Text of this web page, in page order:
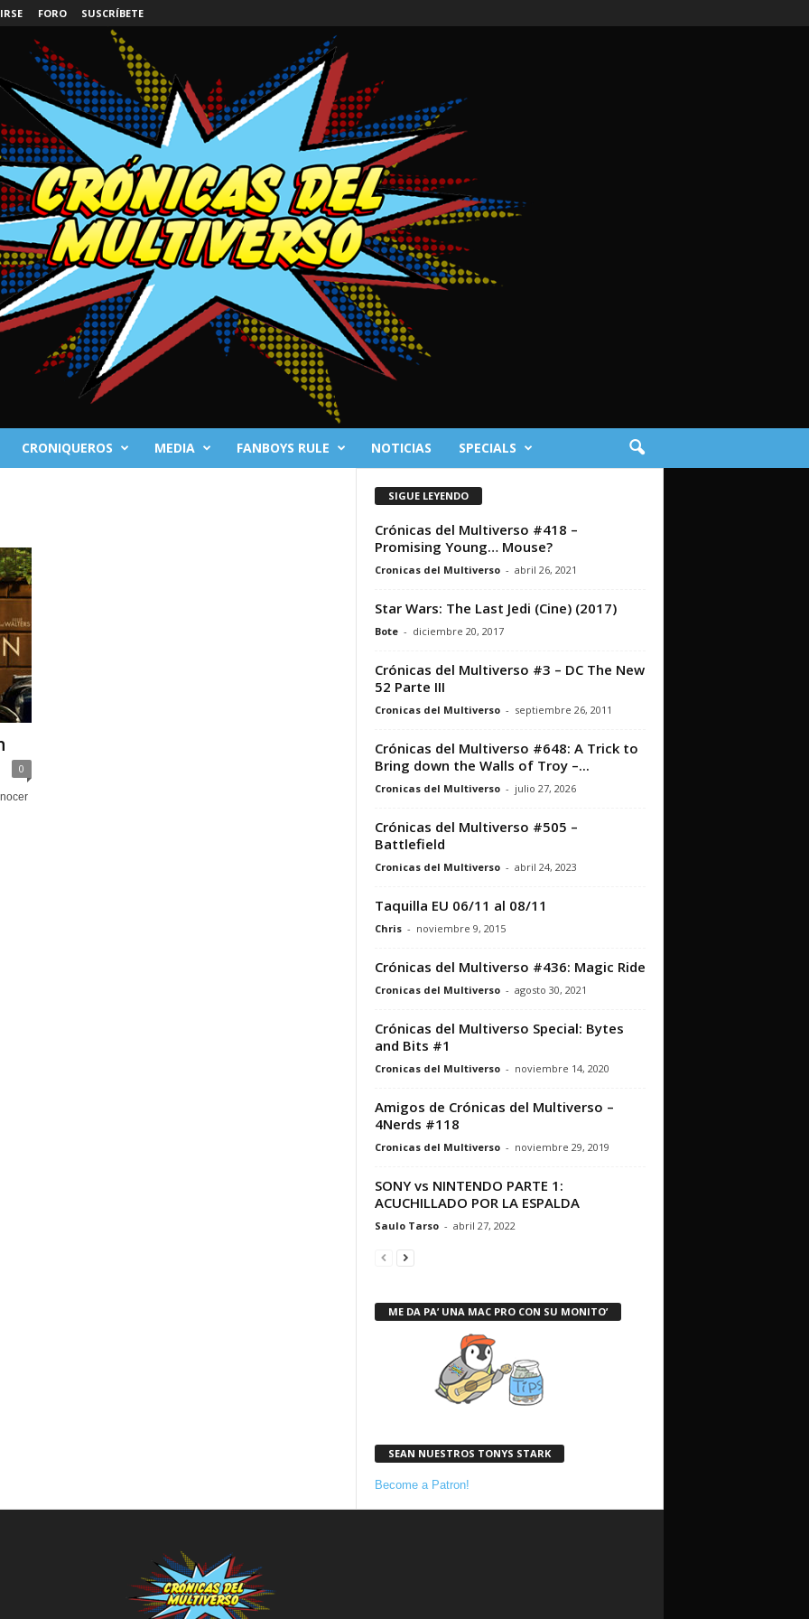
FORO SUSCRÍBETE
CRONIQUEROS MEDIA FANBOYS RULE NOTICIAS SPECIALS
0
SIGUE LEYENDO
Crónicas del Multiverso #418 –
Promising Young… Mouse?
Cronicas del Multiverso - abril 26, 2021
Star Wars: The Last Jedi (Cine) (2017)
Bote - diciembre 20, 2017
Crónicas del Multiverso #3 – DC The New
52 Parte III
Cronicas del Multiverso - septiembre 26, 2011
Crónicas del Multiverso #648: A Trick to
Bring down the Walls of Troy –...
Cronicas del Multiverso - julio 27, 2026
Crónicas del Multiverso #505 –
Battlefield
Cronicas del Multiverso - abril 24, 2023
Taquilla EU 06/11 al 08/11
Chris - noviembre 9, 2015
Crónicas del Multiverso #436: Magic Ride
Cronicas del Multiverso - agosto 30, 2021
Crónicas del Multiverso Special: Bytes
and Bits #1
Cronicas del Multiverso - noviembre 14, 2020
Amigos de Crónicas del Multiverso –
4Nerds #118
Cronicas del Multiverso - noviembre 29, 2019
SONY vs NINTENDO PARTE 1:
ACUCHILLADO POR LA ESPALDA
Saulo Tarso - abril 27, 2022
ME DA PA’ UNA MAC PRO CON SU MONITO’
SEAN NUESTROS TONYS STARK
Become a Patron!